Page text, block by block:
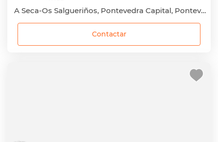
A Seca-Os Salgueriños, Pontevedra Capital, Pontevedra
Contactar